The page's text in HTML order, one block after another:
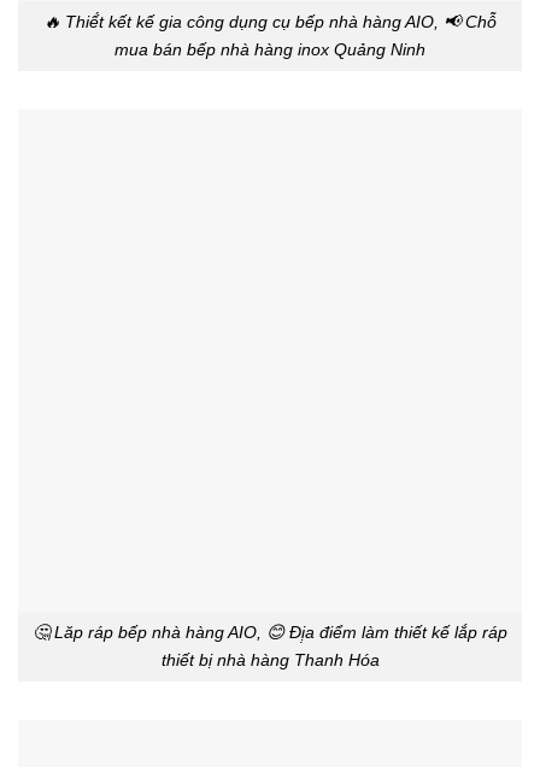
🔥 Thiế́t kết kế gia công dụng cụ bếp nhà hàng AIO, 📢 Chỗ
mua bán bếp nhà hàng inox Quảng Ninh
🤔 Lăp ráp bếp nhà hàng AIO, 😊 Đị̣a điểm làm thiết kế lắp ráp
thiết bị nhà hàng Thanh Hóa